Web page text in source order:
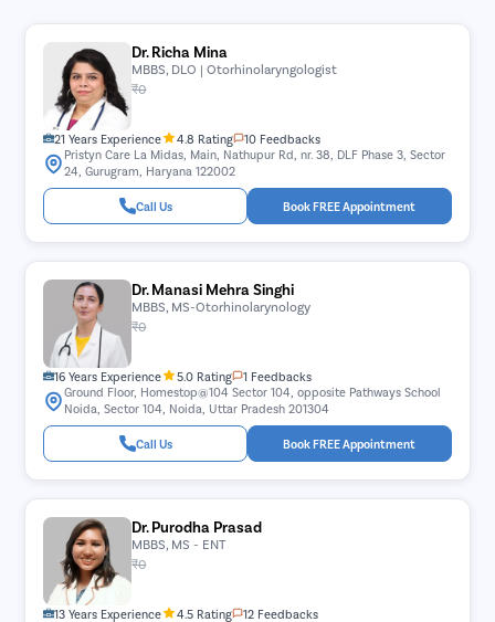
Dr. Richa Mina
MBBS, DLO | Otorhinolaryngologist
₹0
21 Years Experience 4.8 Rating
10 Feedbacks
Pristyn Care La Midas, Main, Nathupur Rd, nr. 38, DLF Phase 3, Sector
24, Gurugram, Haryana 122002
Call Us Book FREE Appointment
Dr. Manasi Mehra Singhi
MBBS, MS-Otorhinolarynology
₹0
16 Years Experience 5.0 Rating
1 Feedbacks
Ground Floor, Homestop@104 Sector 104, opposite Pathways School
Noida, Sector 104, Noida, Uttar Pradesh 201304
Call Us Book FREE Appointment
Dr. Purodha Prasad
MBBS, MS - ENT
₹0
13 Years Experience 4.5 Rating
12 Feedbacks